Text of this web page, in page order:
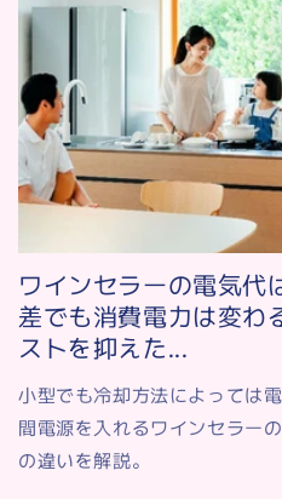
ワインセラーの電気代
差でも消費電力は変わ
ストを抑えた...
小型でも冷却方法によっては
間電源を入れるワインセラー
の違いを解説。